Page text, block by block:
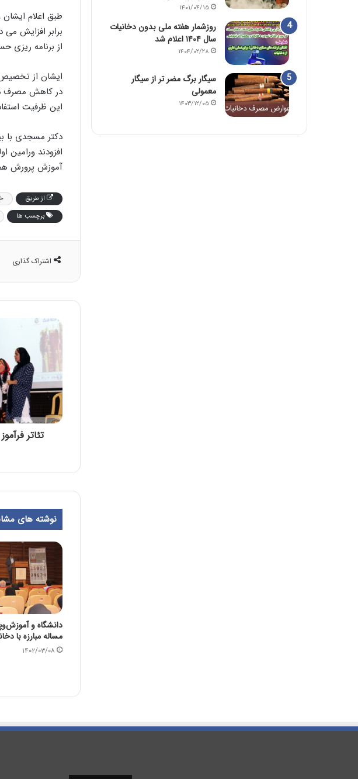
برابر افزایش
از برنامه ریزی
ایشان از تخصیص
در کاهش مصرف
این ظرفیت
دکتر مسجدی با
آموزش پرورش
از طريق
برچسب ها
اشتراک گذاری
تئاتر
نوشته های
دانشگاه و
مساله مبارزه با
۱۴۰۲/۰۳/۰۸
۱۴۰۱/۰۴/۱۵
روزشمار هفته ملی بدون دخانیات
سال ۱۴۰۴ اعلام شد
۱۴۰۴/۰۲/۲۸
سیگار برگ مضر تر از سیگار
معمولی
۱۴۰۳/۱۲/۰۵